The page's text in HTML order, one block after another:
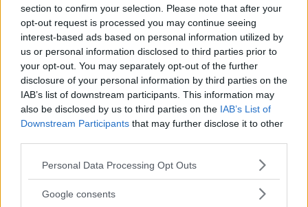
section to confirm your selection. Please note that after your
opt-out request is processed you may continue seeing
interest-based ads based on personal information utilized by
us or personal information disclosed to third parties prior to
your opt-out. You may separately opt-out of the further
disclosure of your personal information by third parties on the
IAB’s list of downstream participants. This information may
also be disclosed by us to third parties on the IAB’s List of
Downstream Participants that may further disclose it to other
Please note that this website/app uses one or more Google
not limited to your visit or usage behaviour. You may click to
Personal Data Processing Opt Outs
Google consents
Romain Dumas jublar efter segern. Nya rekordtiden 07:57:148.
I.D R Pikes Peakär fyrhjulsdriven och kraften
kommer från två elektriska motorer som
sammanlagt ger 680 hästkrafter och ett
vridmoment på 650 Newtonmeter. Bilen väger
strax under 1.100 kilo. En speciell utmaning för
bilkonstruktörerna var att kompensera för
bortfallet av downforce som uppstår när bilen
kommer upp på hög höjd och luften blir